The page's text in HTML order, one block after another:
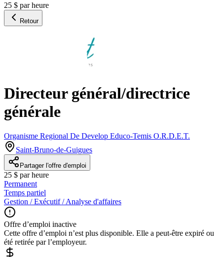
25 $ par heure
Retour
Directeur général/directrice
générale
Organisme Regional De Develop Educo-Temis O.R.D.E.T.
Saint-Bruno-de-Guigues
Partager l'offre d'emploi
25 $ par heure
Permanent
Temps partiel
Gestion / Exécutif / Analyse d'affaires
Offre d’emploi inactive
Cette offre d’emploi n’est plus disponible. Elle a peut-être expiré ou
été retirée par l’employeur.